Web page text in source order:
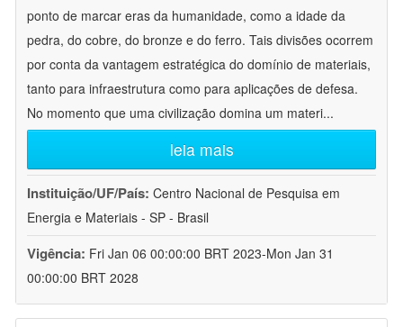
ponto de marcar eras da humanidade, como a idade da
pedra, do cobre, do bronze e do ferro. Tais divisões ocorrem
por conta da vantagem estratégica do domínio de materiais,
tanto para infraestrutura como para aplicações de defesa.
No momento que uma civilização domina um materi...
leia mais
Instituição/UF/País: Centro Nacional de Pesquisa em
Energia e Materiais - SP - Brasil
Vigência: Fri Jan 06 00:00:00 BRT 2023-Mon Jan 31
00:00:00 BRT 2028